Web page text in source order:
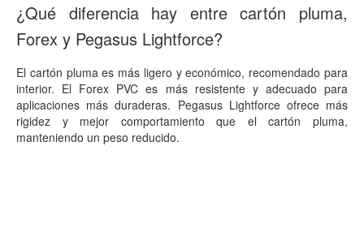
¿Qué diferencia hay entre cartón pluma,
Forex y Pegasus Lightforce?
El cartón pluma es más ligero y económico, recomendado para
interior. El Forex PVC es más resistente y adecuado para
aplicaciones más duraderas. Pegasus Lightforce ofrece más
rigidez y mejor comportamiento que el cartón pluma,
manteniendo un peso reducido.